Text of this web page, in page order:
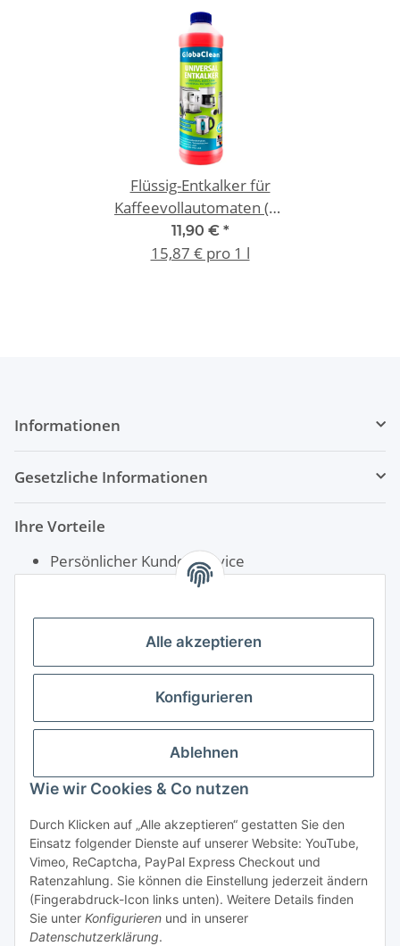
Alle akzeptieren
Konfigurieren
Ablehnen
Wie wir Cookies & Co nutzen
Durch Klicken auf „Alle akzeptieren“ gestatten Sie den
Einsatz folgender Dienste auf unserer Website: YouTube,
Vimeo, ReCaptcha, PayPal Express Checkout und
Ratenzahlung. Sie können die Einstellung jederzeit ändern
(Fingerabdruck-Icon links unten). Weitere Details finden
Sie unter Konfigurieren und in unserer
Datenschutzerklärung.
Flüssig-Entkalker für
Kaffeevollautomaten (1x
750ml)
11,90 € *
15,87 € pro 1 l
Informationen
Gesetzliche Informationen
Ihre Vorteile
Persönlicher Kundenservice
Rechnungskauf für Öffentliche Einrichtungen
Vertrag widerrufen